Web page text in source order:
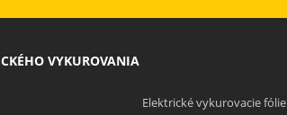
VYKUROVANIA
Elektrické vykurovacie fólie